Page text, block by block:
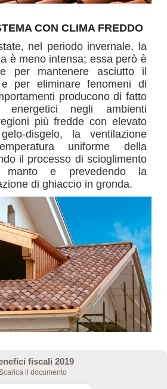
CON CLIMA FREDDO
nel periodo invernale, la
è meno intensa; essa però è
per mantenere asciutto il
per eliminare fenomeni di
producono di fatto
energetici negli ambienti
più fredde con elevato
disgelo, la ventilazione
uniforme della
il processo di scioglimento
e prevedendo la
di ghiaccio in gronda.
fiscali 2019
il documento